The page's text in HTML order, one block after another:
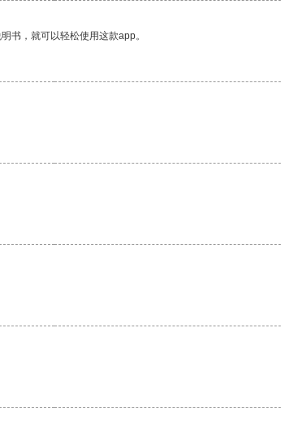
书，就可以轻松使用这款app。